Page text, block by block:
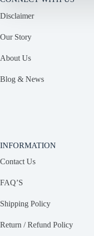
Disclaimer
Our Story
About Us
Blog & News
INFORMATION
Contact Us
FAQ’S
Shipping Policy
Return / Refund Policy